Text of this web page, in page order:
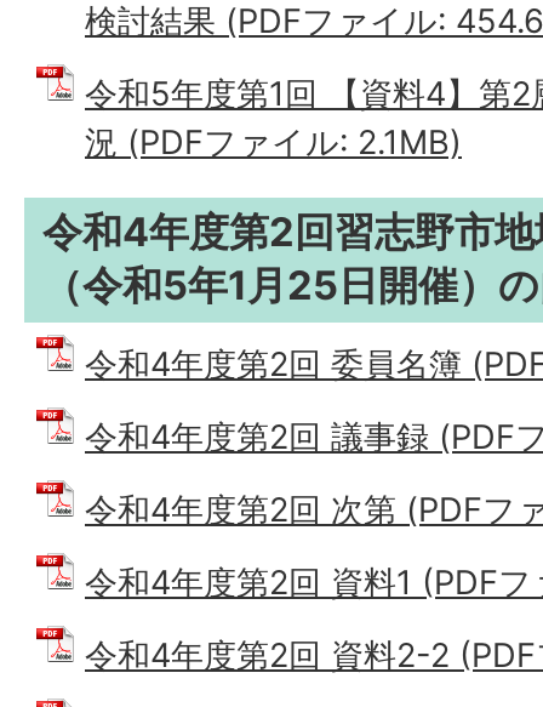
検討結果 (PDFファイル:
令和5年度第1回 【資料4】第
況 (PDFファイル: 2.1MB)
令和4年度第2回習志野市
（令和5年1月25日開催）
令和4年度第2回 委員名簿
令和4年度第2回 議事録 (PDF
令和4年度第2回 次第 (PDFフ
令和4年度第2回 資料1 (PDF
令和4年度第2回 資料2-2